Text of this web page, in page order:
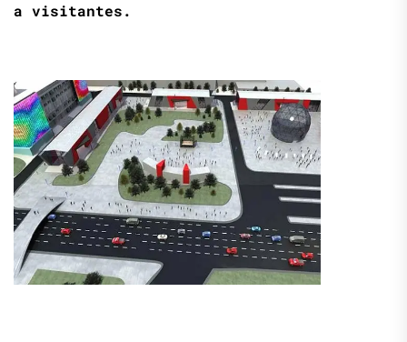
a visitantes.